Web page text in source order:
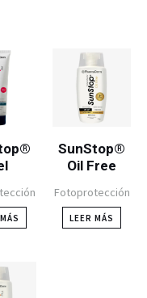
SunStop®
Oil Free
Fotoprotección
LEER MÁS